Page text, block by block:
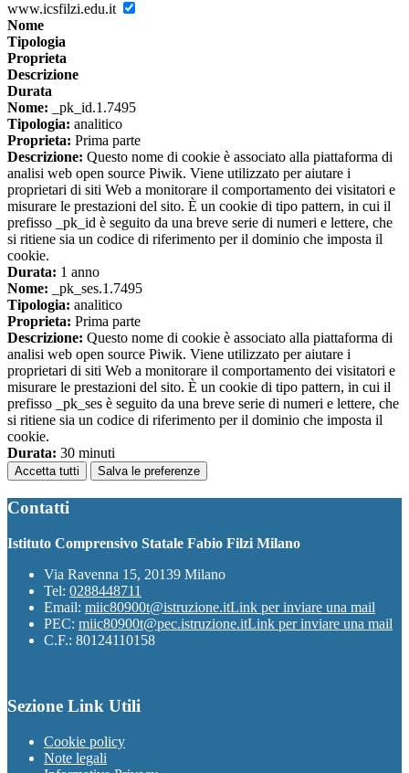
www.icsfilzi.edu.it
Nome
Tipologia
Proprieta
Descrizione
Durata
Nome: _pk_id.1.7495
Tipologia: analitico
Proprieta: Prima parte
Descrizione: Questo nome di cookie è associato alla piattaforma di
analisi web open source Piwik. Viene utilizzato per aiutare i
proprietari di siti Web a monitorare il comportamento dei visitatori e
misurare le prestazioni del sito. È un cookie di tipo pattern, in cui il
prefisso _pk_id è seguito da una breve serie di numeri e lettere, che
si ritiene sia un codice di riferimento per il dominio che imposta il
cookie.
Durata: 1 anno
Nome: _pk_ses.1.7495
Tipologia: analitico
Proprieta: Prima parte
Descrizione: Questo nome di cookie è associato alla piattaforma di
analisi web open source Piwik. Viene utilizzato per aiutare i
proprietari di siti Web a monitorare il comportamento dei visitatori e
misurare le prestazioni del sito. È un cookie di tipo pattern, in cui il
prefisso _pk_ses è seguito da una breve serie di numeri e lettere, che
si ritiene sia un codice di riferimento per il dominio che imposta il
cookie.
Durata: 30 minuti
Accetta tutti Salva le preferenze
Contatti
Istituto Comprensivo Statale Fabio Filzi Milano
Via Ravenna 15, 20139 Milano
Tel: 0288448711
Email: miic80900t@istruzione.itLink per inviare una mail
PEC: miic80900t@pec.istruzione.itLink per inviare una mail
C.F.: 80124110158
Sezione Link Utili
Cookie policy
Note legali